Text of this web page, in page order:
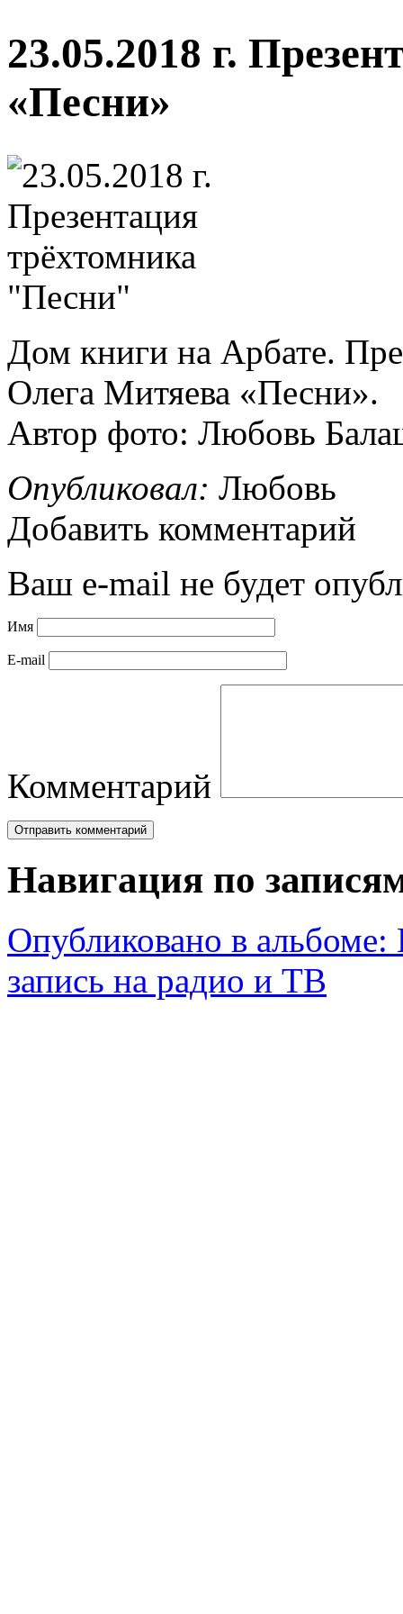
23.05.2018 г.
«Песни»
Дом книги на Арбате.
Олега Митяева «Песни».
Автор фото: Любовь
Опубликовал: Любовь
Добавить комментарий
Ваш e-mail не будет
Имя
E-mail
Комментарий
Навигация по
Опубликовано в альбоме:
запись на радио и ТВ